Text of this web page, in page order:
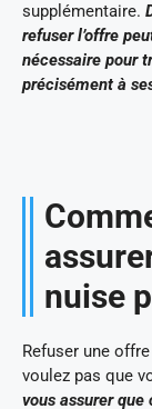
supplémentaire.
refuser l’offre
nécessaire pour
précisément à
nuise
Refuser une
voulez pas que
vous assurer que